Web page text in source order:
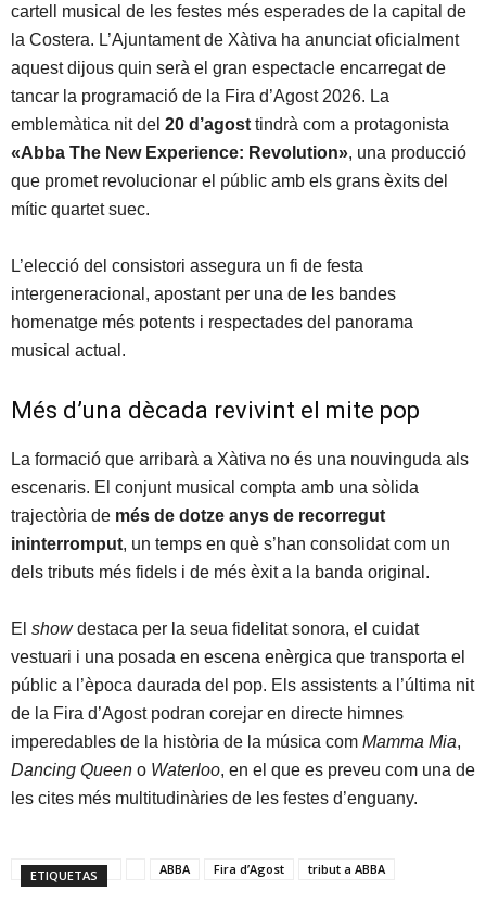
cartell musical de les festes més esperades de la capital de
la Costera. L’Ajuntament de Xàtiva ha anunciat oficialment
aquest dijous quin serà el gran espectacle encarregat de
tancar la programació de la Fira d’Agost 2026. La
emblemàtica nit del 20 d’agost tindrà com a protagonista
«Abba The New Experience: Revolution», una producció
que promet revolucionar el públic amb els grans èxits del
mític quartet suec.
L’elecció del consistori assegura un fi de festa
intergeneracional, apostant per una de les bandes
homenatge més potents i respectades del panorama
musical actual.
Més d’una dècada revivint el mite pop
La formació que arribarà a Xàtiva no és una nouvinguda als
escenaris. El conjunt musical compta amb una sòlida
trajectòria de més de dotze anys de recorregut
ininterromput, un temps en què s’han consolidat com un
dels tributs més fidels i de més èxit a la banda original.
El showdestaca per la seua fidelitat sonora, el cuidat
vestuari i una posada en escena enèrgica que transporta el
públic a l’època daurada del pop. Els assistents a l’última nit
de la Fira d’Agost podran corejar en directe himnes
imperedables de la història de la música com Mamma Mia,
Dancing Queen o Waterloo, en el que es preveu com una de
les cites més multitudinàries de les festes d’enguany.
ETIQUETAS ABBA Fira d’Agost tribut a ABBA